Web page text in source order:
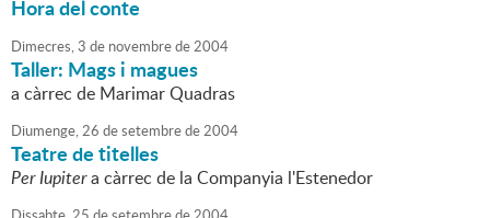
Hora del conte
Dimecres,3 de novembrede2004
Taller: Mags i magues
a càrrec de Marimar Quadras
Diumenge,26 desetembrede2004
Teatre de titelles
Per Iupitera càrrec de la Companyia l'Estenedor